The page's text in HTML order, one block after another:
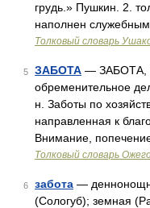
грудь.» Пушкин. 2.
наполнен
Толковый словарь
5 ЗАБОТА — ЗАБОТА,
обременительное
н. Заботы по
направленная к
Внимание,
Толковый словарь
6 забота —
(Сологуб); земная